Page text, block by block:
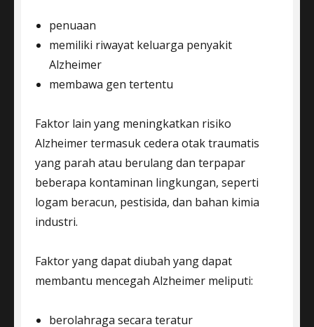
penuaan
memiliki riwayat keluarga penyakit
Alzheimer
membawa gen tertentu
Faktor lain yang meningkatkan risiko
Alzheimer termasuk cedera otak traumatis
yang parah atau berulang dan terpapar
beberapa kontaminan lingkungan, seperti
logam beracun, pestisida, dan bahan kimia
industri.
Faktor yang dapat diubah yang dapat
membantu mencegah Alzheimer meliputi:
berolahraga secara teratur